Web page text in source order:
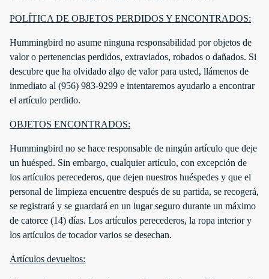
POLÍTICA DE OBJETOS PERDIDOS Y ENCONTRADOS:
Hummingbird no asume ninguna responsabilidad por objetos de
valor o pertenencias perdidos, extraviados, robados o dañados. Si
descubre que ha olvidado algo de valor para usted, llámenos de
inmediato al (956) 983-9299 e intentaremos ayudarlo a encontrar
el artículo perdido.
OBJETOS ENCONTRADOS:
Hummingbird no se hace responsable de ningún artículo que deje
un huésped. Sin embargo, cualquier artículo, con excepción de
los artículos perecederos, que dejen nuestros huéspedes y que el
personal de limpieza encuentre después de su partida, se recogerá,
se registrará y se guardará en un lugar seguro durante un máximo
de catorce (14) días. Los artículos perecederos, la ropa interior y
los artículos de tocador varios se desechan.
Artículos devueltos: